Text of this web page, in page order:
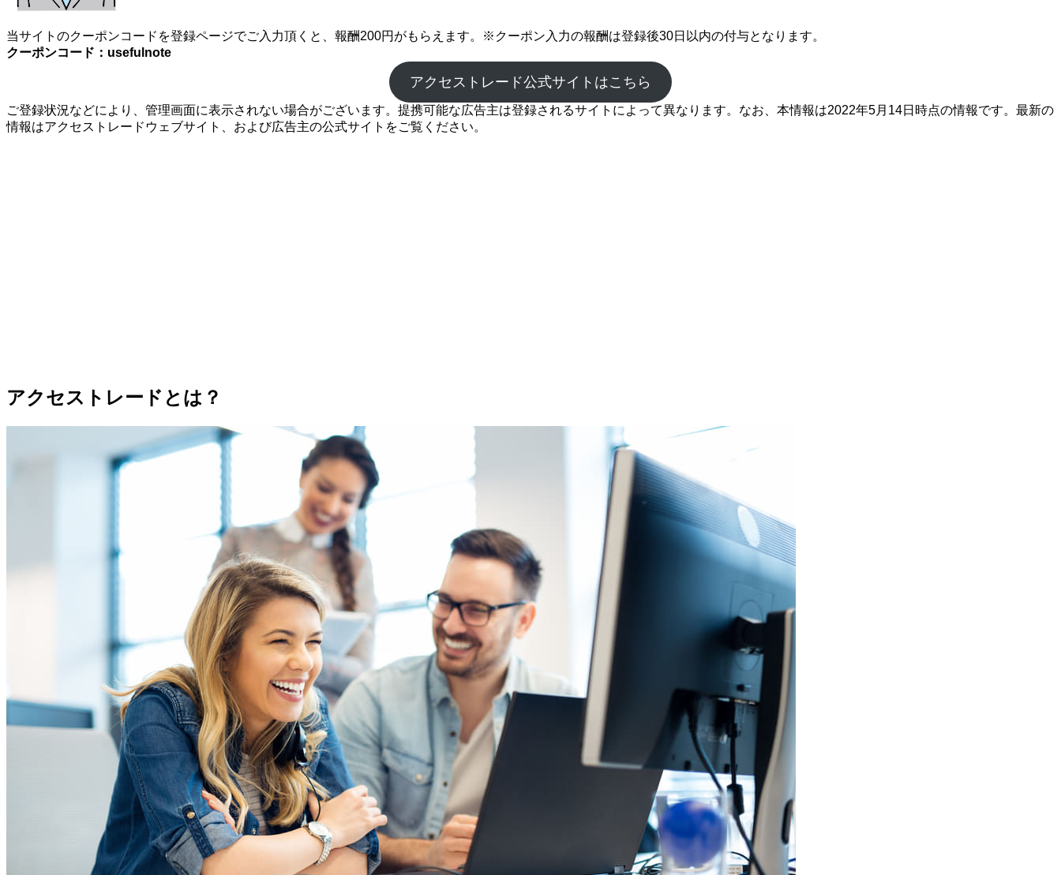
当サイトのクーポンコードを登録ページでご入力頂くと、報酬200円がもらえます。※クーポン入力の報酬は登録後30日以内の付与となります。
クーポンコード：usefulnote
アクセストレード公式サイトはこちら
ご登録状況などにより、管理画面に表示されない場合がございます。提携可能な広告主は登録されるサイトによって異なります。なお、本情報は2022年5月14日時点の情報です。最新の
情報はアクセストレードウェブサイト、および広告主の公式サイトをご覧ください。
アクセストレードとは？